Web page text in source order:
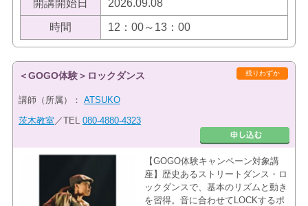
開講開始日 2026.09.08
時間 12：00～13：00
残りわずか
＜GOGO体験＞ロックダンス
講師（所属）： ATSUKO
茨木教室 ／TEL 080-4880-4323
【GOGO体験キャンペーン対象講
座】歴史あるストリートダンス・ロ
ックダンスで、基本のリズムと動き
を習得。音に合わせてLOCKするポ